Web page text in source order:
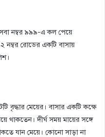
নম্বর ৯৯৯-এ কল পেয়ে
নম্বর রোডের একটি বাসায়
বৃদ্ধার মেয়ের। বাসার একটি কক্ষে
থাকতেন। দীর্ঘ সময় মায়ের সঙ্গে
যান মেয়ে। কোনো সাড়া না